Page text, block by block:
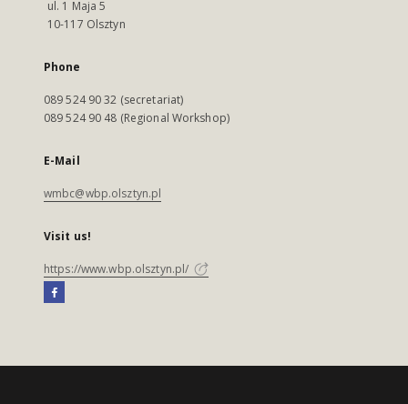
ul. 1 Maja 5
10-117 Olsztyn
Phone
089 524 90 32 (secretariat)
089 524 90 48 (Regional Workshop)
E-Mail
wmbc@wbp.olsztyn.pl
Visit us!
https://www.wbp.olsztyn.pl/